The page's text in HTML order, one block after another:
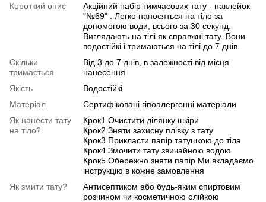
Короткий опис
Акційний набір тимчасових тату - наклейок
"№69" . Легко наносяться на тіло за
допомогою води, всього за 30 секунд.
Виглядають на тілі як справжні тату. Вони
водостійкі і тримаються на тілі до 7 днів.
Скільки
тримається
Від 3 до 7 днів, в залежності від місця
нанесення
Якість
Водостійкі
Матеріал
Сертифіковані гіпоалергенні матеріали
Як нанести тату
на тіло?
Крок1 Очистити ділянку шкіри
Крок2 Зняти захисну плівку з тату
Крок3 Прикласти папір татушкою до тіла
Крок4 Змочити тату звичайною водою
Крок5 Обережно зняти папір Ми вкладаємо
інструкцію в кожне замовлення
Як змити тату?
Антисептиком або будь-яким спиртовим
розчином чи косметичною олійкою